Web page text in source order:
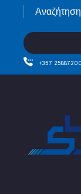
+357 25887200